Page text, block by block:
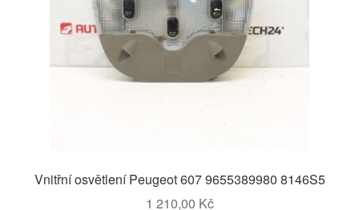
Vnitřní osvětlení Peugeot 607 9655389980 8146S5
1 210,00 Kč